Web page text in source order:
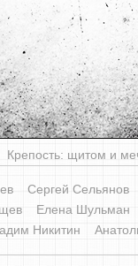
Крепость: щитом и
Сергей Сельянов
Елена Шульман
Никитин